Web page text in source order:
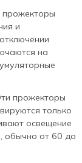
прожекторы
и
на
прожекторы
только
освещение
обычно от 60 до